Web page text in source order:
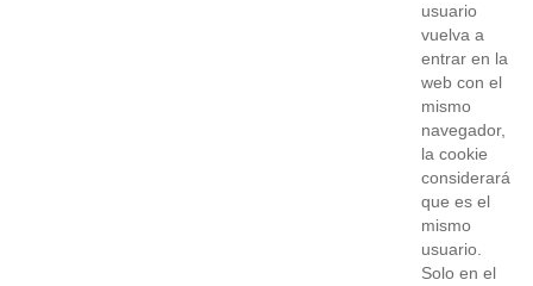
usuario
vuelva a
entrar en la
web con el
mismo
navegador,
la cookie
considerará
que es el
mismo
usuario.
Solo en el